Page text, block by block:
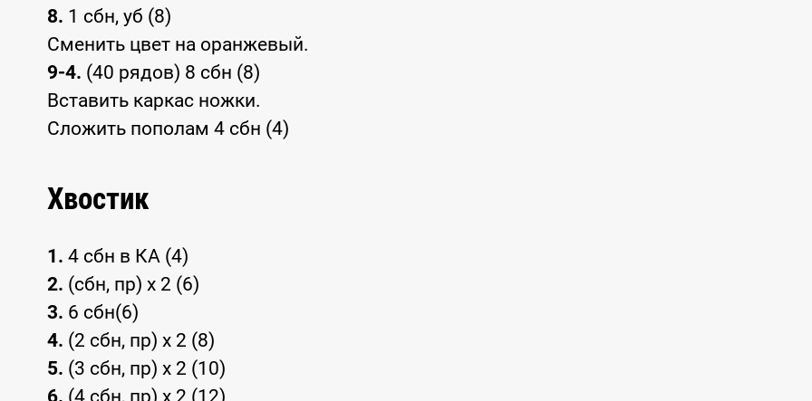
8. 1 сбн, уб (8)
Сменить цвет на оранжевый.
9-4. (40 рядов) 8 сбн (8)
Вставить каркас ножки.
Сложить пополам 4 сбн (4)
Хвостик
1. 4 сбн в КА (4)
2. (сбн, пр) х 2 (6)
3. 6 сбн(6)
4. (2 сбн, пр) х 2 (8)
5. (3 сбн, пр) х 2 (10)
6. (4 сбн, пр) х 2 (12)